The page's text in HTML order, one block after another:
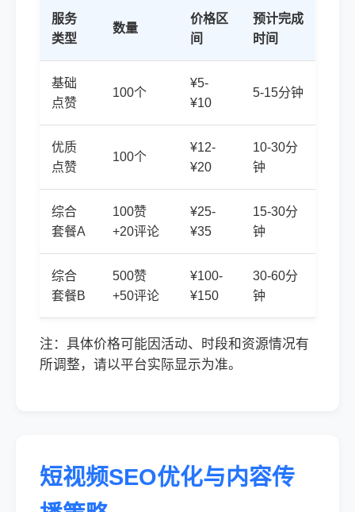
服务
类型
数量
价格区
间
预计完成
时间
基础
点赞
100个
¥5-
¥10
5-15分钟
优质
点赞
100个
¥12-
¥20
10-30分
钟
综合
套餐A
100赞
+20评论
¥25-
¥35
15-30分
钟
综合
套餐B
500赞
+50评论
¥100-
¥150
30-60分
钟
注：具体价格可能因活动、时段和资源情况有
所调整，请以平台实际显示为准。
短视频SEO优化与内容传